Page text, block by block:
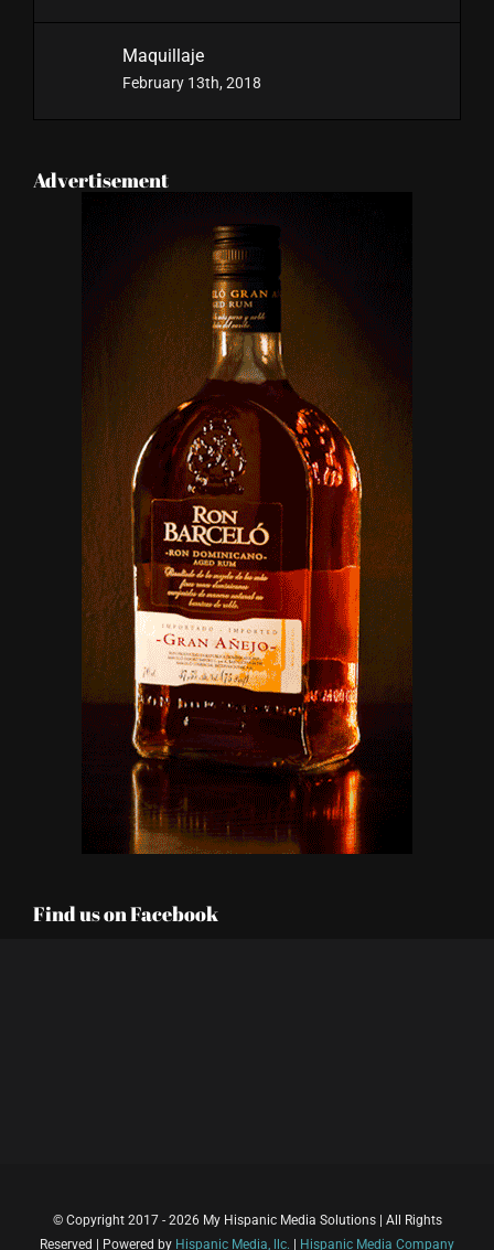
Maquillaje
February 13th, 2018
Advertisement
Find us on Facebook
© Copyright 2017 - 2026 My Hispanic Media Solutions | All Rights
Reserved | Powered by Hispanic Media, llc. | Hispanic Media Company